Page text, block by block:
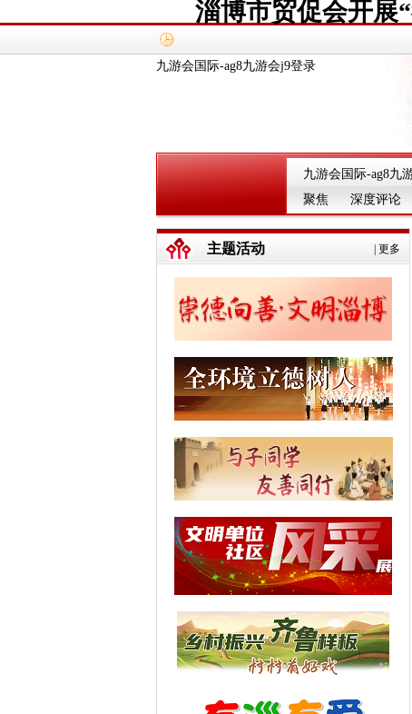
淄博市贸促会开展
九游会国际-ag8九游会j9登录
九游会国际-ag8九
聚焦
深度评论
更多
主题活动